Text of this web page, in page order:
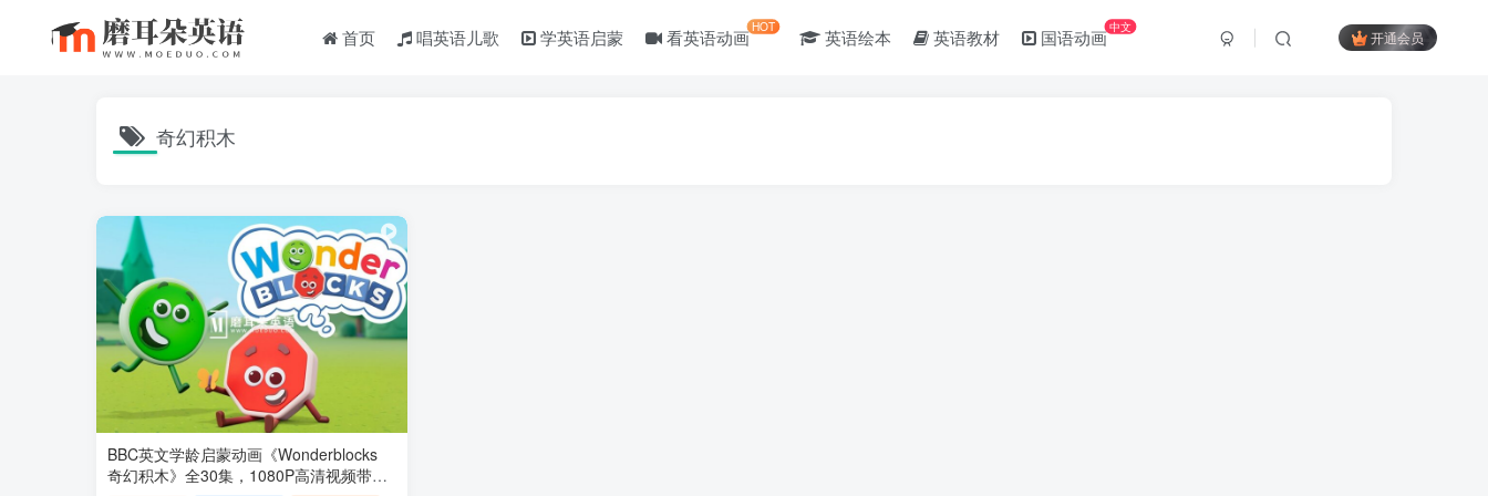
首页 唱英语儿歌 学英语启蒙 看英语动画HOT 英语绘本 英语教材 国语动画中文
开通会员
奇幻积木
BBC英文学龄启蒙动画《Wonderblocks
奇幻积木》全30集，1080P高清视频带英